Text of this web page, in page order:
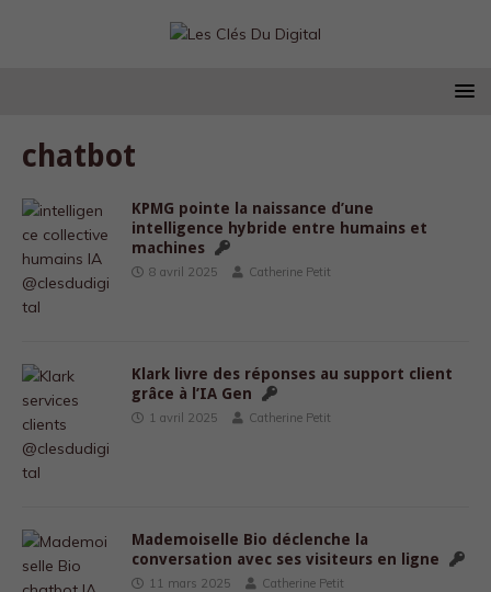
chatbot
KPMG pointe la naissance d’une
intelligence hybride entre humains et
machines
8 avril 2025 Catherine Petit
Klark livre des réponses au support client
grâce à l’IA Gen
1 avril 2025 Catherine Petit
Mademoiselle Bio déclenche la
conversation avec ses visiteurs en ligne
11 mars 2025 Catherine Petit